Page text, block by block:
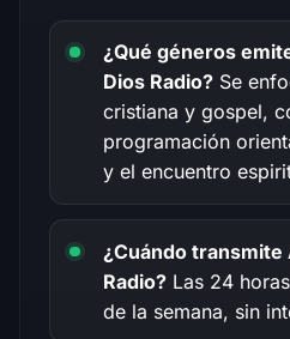
¿Qué géneros
Dios Radio? Se
cristiana y gospel,
programación
y el encuentro
¿Cuándo transmite
Radio? Las 24
de la semana, sin